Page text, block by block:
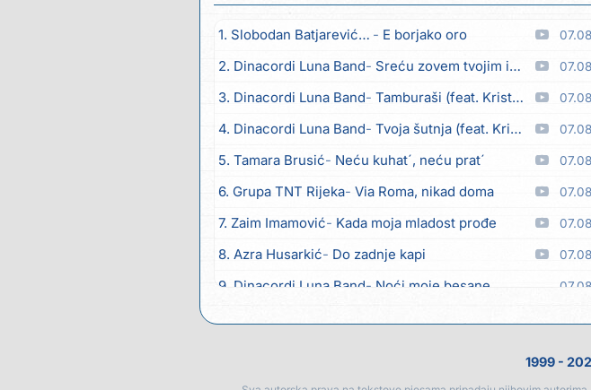
1. Slobodan Batjarević Čobe E borjako oro 07.08
2. Dinacordi Luna Band Sreću zovem tvojim imenom (feat. Kristina Smetko) 07.08
3. Dinacordi Luna Band Tamburaši (feat. Kristina Smetko) 07.08
4. Dinacordi Luna Band Tvoja šutnja (feat. Kristina Smetko) 07.08
5. Tamara Brusić Neću kuhat´, neću prat´ 07.08
6. Grupa TNT Rijeka Via Roma, nikad doma 07.08
7. Zaim Imamović Kada moja mladost prođe 07.08
8. Azra Husarkić Do zadnje kapi 07.08
9. Dinacordi Luna Band Noći moje besane 07.08
1999 -